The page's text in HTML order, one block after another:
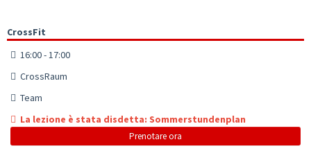
CrossFit
16:00 - 17:00
CrossRaum
Team
La lezione è stata disdetta: Sommerstundenplan
Prenotare ora